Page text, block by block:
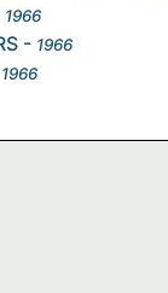
1966
- 1966
1966